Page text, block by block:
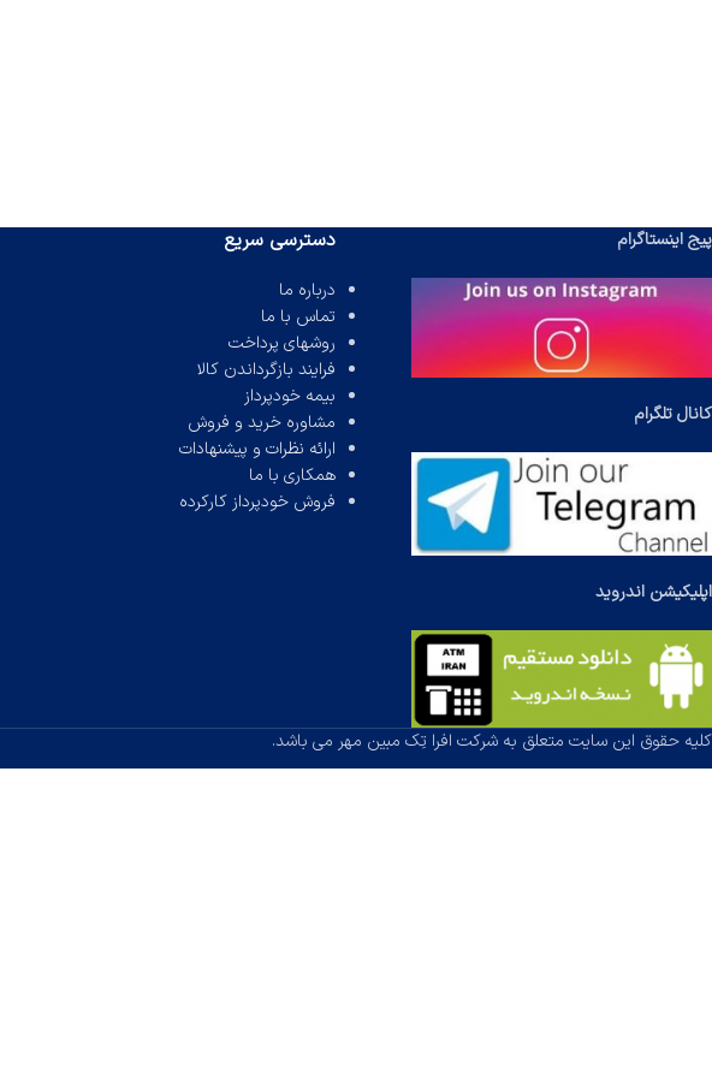
پیج اینستاگرام
کانال تلگرام
اپلیکیشن اندروید
دسترسی سریع
درباره ما
تماس با ما
روشهای پرداخت
فرایند بازگرداندن کالا
بیمه خودپرداز
مشاوره خرید و فروش
ارائه نظرات و پیشنهادات
همکاری با ما
فروش خودپرداز کارکرده
کلیه حقوق این سایت متعلق به شرکت افرا تِک مبین مهر می باشد.